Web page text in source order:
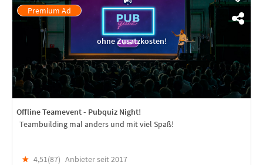
ohne Zusatzkosten!
Offline Teamevent - Pubquiz Night!
Teambuilding mal anders und mit viel Spaß!
★ 4,51(87) Anbieter seit 2017